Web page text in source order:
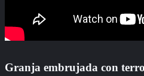
Granja embrujada con